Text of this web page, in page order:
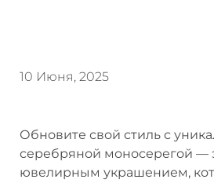
10 Июня, 2025
Обновите свой стиль с
серебряной моносерегой —
ювелирным украшением,